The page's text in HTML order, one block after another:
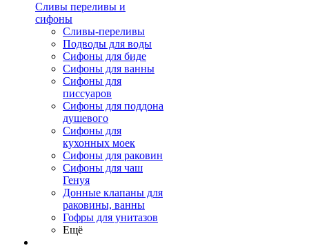
Сливы переливы и
сифоны
Сливы-переливы
Подводы для воды
Сифоны для биде
Сифоны для ванны
Сифоны для
писсуаров
Сифоны для поддона
душевого
Сифоны для
кухонных моек
Сифоны для раковин
Сифоны для чаш
Генуя
Донные клапаны для
раковины, ванны
Гофры для унитазов
Ещё